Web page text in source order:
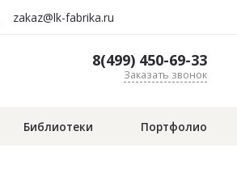
zakaz@lk-fabrika.ru
8(499) 450-69-33
Заказать звонок
Библиотеки Портфолио